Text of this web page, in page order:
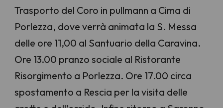
Trasporto del Coro in pullmann a Cima di
Porlezza, dove verrà animata la S. Messa
delle ore 11,00 al Santuario della Caravina.
Ore 13.00 pranzo sociale al Ristorante
Risorgimento a Porlezza. Ore 17.00 circa
spostamento a Rescia per la visita delle